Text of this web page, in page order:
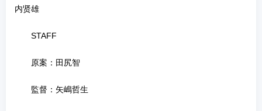
内贤雄
STAFF
原案：田尻智
監督：矢嶋哲生